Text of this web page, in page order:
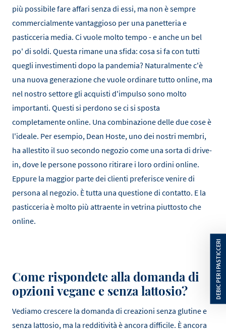
più possibile fare affari senza di essi, ma non è sempre
commercialmente vantaggioso per una panetteria e
pasticceria media. Ci vuole molto tempo - e anche un bel
po' di soldi. Questa rimane una sfida: cosa si fa con tutti
quegli investimenti dopo la pandemia? Naturalmente c'è
una nuova generazione che vuole ordinare tutto online, ma
nel nostro settore gli acquisti d'impulso sono molto
importanti. Questi si perdono se ci si sposta
completamente online. Una combinazione delle due cose è
l'ideale. Per esempio, Dean Hoste, uno dei nostri membri,
ha allestito il suo secondo negozio come una sorta di drive-
in, dove le persone possono ritirare i loro ordini online.
Eppure la maggior parte dei clienti preferisce venire di
persona al negozio. È tutta una questione di contatto. E la
pasticceria è molto più attraente in vetrina piuttosto che
online.
Come rispondete alla domanda di
opzioni vegane e senza lattosio?
Vediamo crescere la domanda di creazioni senza glutine e
senza lattosio, ma la redditività è ancora difficile. È ancora